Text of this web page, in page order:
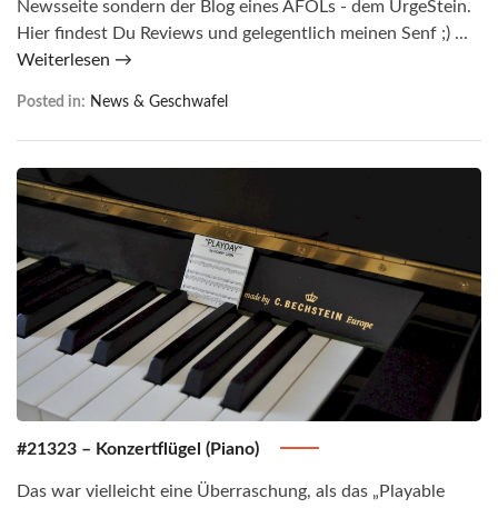
Newsseite sondern der Blog eines AFOLs - dem UrgeStein.
Hier findest Du Reviews und gelegentlich meinen Senf ;) ...
Weiterlesen →
Posted in: News & Geschwafel
#21323 – Konzertflügel (Piano)
Das war vielleicht eine Überraschung, als das „Playable